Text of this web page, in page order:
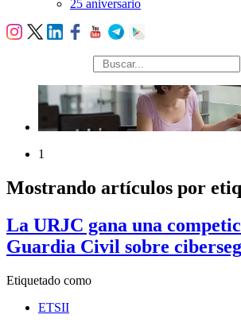
25 aniversario
búsqueda
1
Mostrando artículos por
La URJC gana una
Guardia Civil sobre
Etiquetado como
ETSII